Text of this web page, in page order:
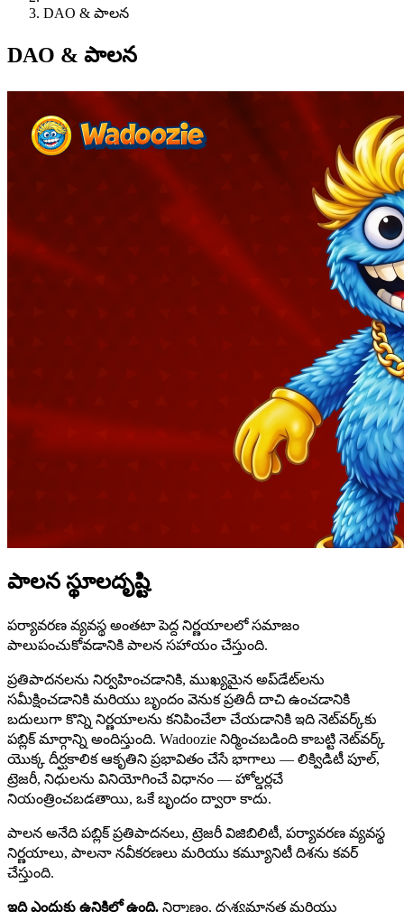
DAO & పాలన
DAO & పాలన
పాలన స్థూలదృష్టి
పర్యావరణ వ్యవస్థ అంతటా పెద్ద నిర్ణయాలలో సమాజం
పాలుపంచుకోవడానికి పాలన సహాయం చేస్తుంది.
ప్రతిపాదనలను నిర్వహించడానికి, ముఖ్యమైన అప్‌డేట్‌లను
సమీక్షించడానికి మరియు బృందం వెనుక ప్రతిదీ దాచి ఉంచడానికి
బదులుగా కొన్ని నిర్ణయాలను కనిపించేలా చేయడానికి ఇది నెట్‌వర్క్‌కు
పబ్లిక్ మార్గాన్ని అందిస్తుంది. Wadoozie నిర్మించబడింది కాబట్టి నెట్‌వర్క్
యొక్క దీర్ఘకాలిక ఆకృతిని ప్రభావితం చేసే భాగాలు — లిక్విడిటీ పూల్,
ట్రెజరీ, నిధులను వినియోగించే విధానం — హోల్డర్లచే
నియంత్రించబడతాయి, ఒకే బృందం ద్వారా కాదు.
పాలన అనేది పబ్లిక్ ప్రతిపాదనలు, ట్రెజరీ విజిబిలిటీ, పర్యావరణ వ్యవస్థ
నిర్ణయాలు, పాలనా నవీకరణలు మరియు కమ్యూనిటీ దిశను కవర్
చేస్తుంది.
ఇది ఎందుకు ఉనికిలో ఉంది. నిర్మాణం, దృశ్యమానత మరియు